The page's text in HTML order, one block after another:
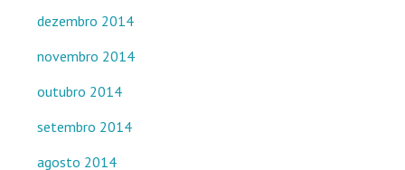
dezembro 2014
novembro 2014
outubro 2014
setembro 2014
agosto 2014